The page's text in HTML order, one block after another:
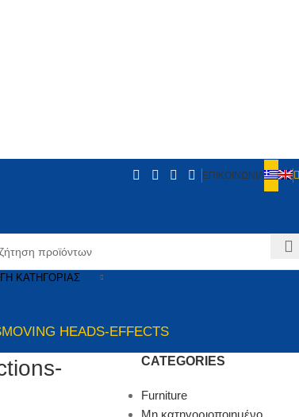
ΕΠΙΚΟΙΝΩΝΙΑ
ΚΑΤΗΓΟΡΊΑΣ
MOVING HEADS-EFFECTS
CATEGORIES
Furniture
Μη κατηγοριοποιημένο